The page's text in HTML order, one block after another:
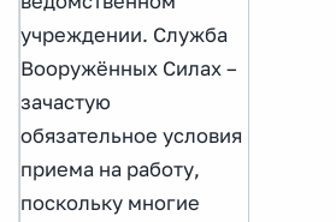
учреждении. Служба
Вооружённых Силах –
зачастую
обязательное условия
приема на работу,
поскольку многие